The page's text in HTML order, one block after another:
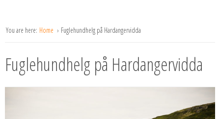
You are here: Home Fuglehundhelg på Hardangervidda
Fuglehundhelg på Hardangervidda